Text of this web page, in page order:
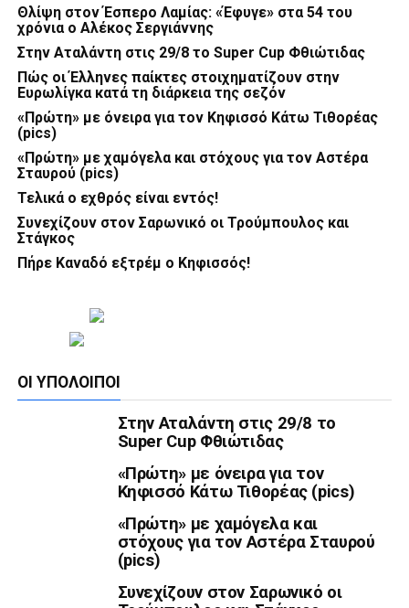
Θλίψη στον Έσπερο Λαμίας: «Έφυγε» στα 54 του
χρόνια ο Αλέκος Σεργιάννης
Στην Αταλάντη στις 29/8 το Super Cup Φθιώτιδας
Πώς οι Έλληνες παίκτες στοιχηματίζουν στην
Ευρωλίγκα κατά τη διάρκεια της σεζόν
«Πρώτη» με όνειρα για τον Κηφισσό Κάτω Τιθορέας
(pics)
«Πρώτη» με χαμόγελα και στόχους για τον Αστέρα
Σταυρού (pics)
Τελικά ο εχθρός είναι εντός!
Συνεχίζουν στον Σαρωνικό οι Τρούμπουλος και
Στάγκος
Πήρε Καναδό εξτρέμ ο Κηφισσός!
ΟΙ ΥΠΌΛΟΙΠΟΙ
Στην Αταλάντη στις 29/8 το
Super Cup Φθιώτιδας
«Πρώτη» με όνειρα για τον
Κηφισσό Κάτω Τιθορέας (pics)
«Πρώτη» με χαμόγελα και
στόχους για τον Αστέρα Σταυρού
(pics)
Συνεχίζουν στον Σαρωνικό οι